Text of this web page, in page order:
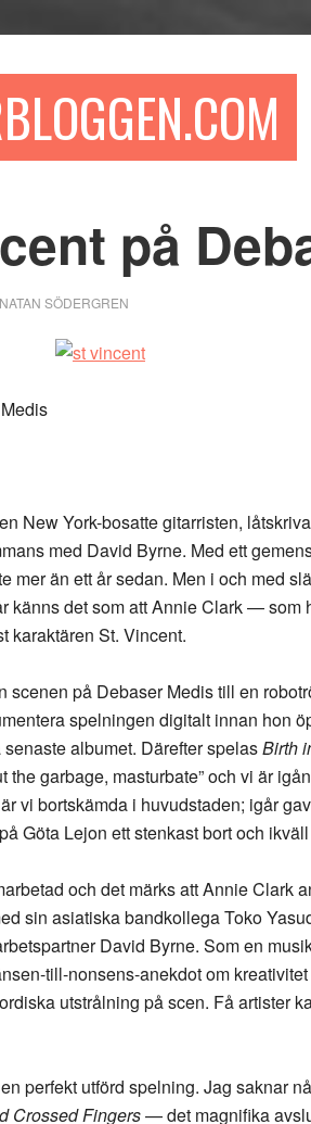
på
SÖDERGREN
New York-bosatte gitarristen,
med David Byrne. Med ett
mer än ett år sedan. Men i och med
känns det som att Annie Clark —
karaktären St. Vincent.
scenen på Debaser Medis till en
spelningen digitalt innan hon
albumet. Därefter spelasBirth
the garbage, masturbate” och vi är
vi bortskämda i huvudstaden; igår
Göta Lejon ett stenkast bort och
och det märks att Annie Clark
sin asiatiska bandkollega Toko
David Byrne. Som en
till-nonsens-anekdot om
utstrålning på scen. Få artister
perfekt utförd spelning. Jag saknar
Crossed Fingers— det magnifika